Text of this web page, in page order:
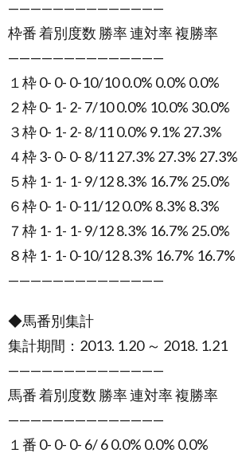
——————————————
枠番 着別度数 勝率 連対率 複勝率
——————————————
１枠 0- 0- 0-10/10 0.0% 0.0% 0.0%
２枠 0- 1- 2- 7/10 0.0% 10.0% 30.0%
３枠 0- 1- 2- 8/11 0.0% 9.1% 27.3%
４枠 3- 0- 0- 8/11 27.3% 27.3% 27.3%
５枠 1- 1- 1- 9/12 8.3% 16.7% 25.0%
６枠 0- 1- 0-11/12 0.0% 8.3% 8.3%
７枠 1- 1- 1- 9/12 8.3% 16.7% 25.0%
８枠 1- 1- 0-10/12 8.3% 16.7% 16.7%
——————————————
◆馬番別集計
集計期間：2013. 1.20 ～ 2018. 1.21
——————————————
馬番 着別度数 勝率 連対率 複勝率
——————————————
１番 0- 0- 0- 6/ 6 0.0% 0.0% 0.0%